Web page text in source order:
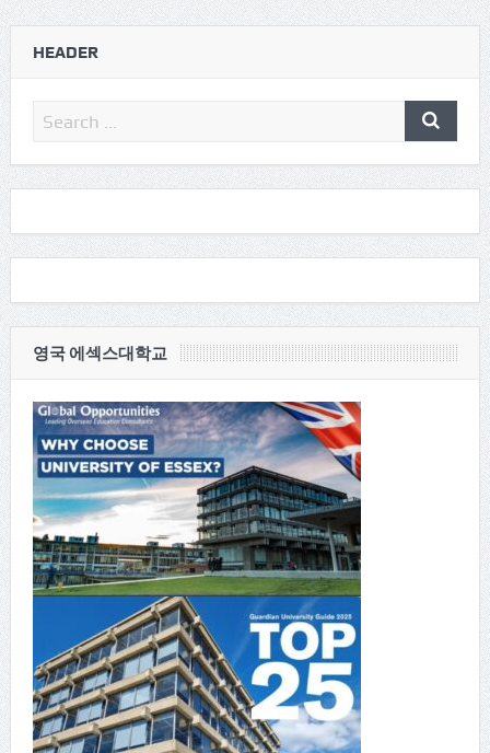
HEADER
영국 에섹스대학교